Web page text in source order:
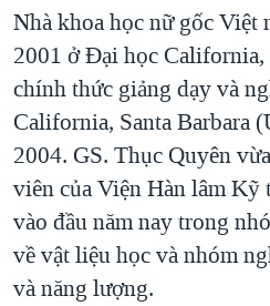
Nhà khoa học nữ gốc Việt
2001 ở Đại học California,
chính thức giảng dạy và
California, Santa Barbara
2004. GS. Thục Quyên
viên của Viện Hàn lâm
vào đầu năm nay trong
về vật liệu học và nhóm
và năng lượng.